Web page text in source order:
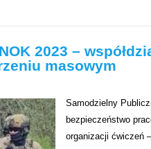
2023 –
masowym
Samodzielny
bezpieczeństwo
organizacji ćwiczeń